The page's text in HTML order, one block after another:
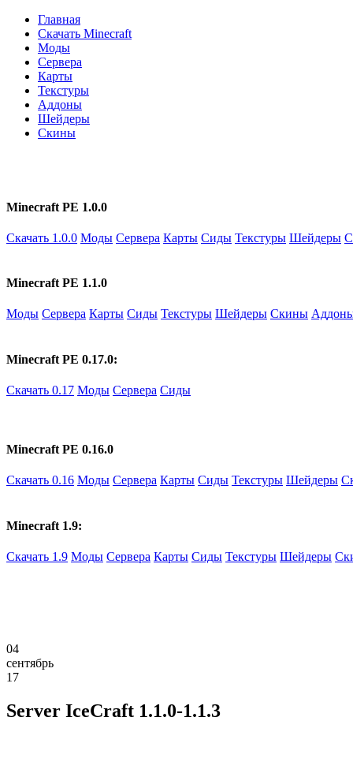
Главная
Скачать Minecraft
Моды
Сервера
Карты
Текстуры
Аддоны
Шейдеры
Скины
Minecraft PE 1.0.0
Скачать 1.0.0 Моды Сервера Карты Сиды Текстуры Шейдеры
Minecraft PE 1.1.0
Моды Сервера Карты Сиды Текстуры Шейдеры Скины
Minecraft PE 0.17.0:
Скачать 0.17 Моды Сервера Сиды
Minecraft PE 0.16.0
Скачать 0.16 Моды Сервера Карты Сиды Текстуры Шейдеры
Minecraft 1.9:
Скачать 1.9 Моды Сервера Карты Сиды Текстуры Шейдеры
04
сентябрь
17
Server IceCraft 1.1.0-1.1.3